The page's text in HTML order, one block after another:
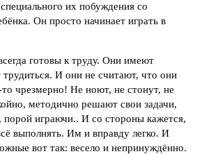
их побуждения со
Он просто начинает играть в
готовы к труду. Они имеют
трудиться. И они не считают, что они
чрезмерно! Не ноют, не стонут, не
методично решают свои задачи,
играючи.. И со стороны кажется,
выполнять. Им и вправду легко. И
вот так: весело и непринуждённо.